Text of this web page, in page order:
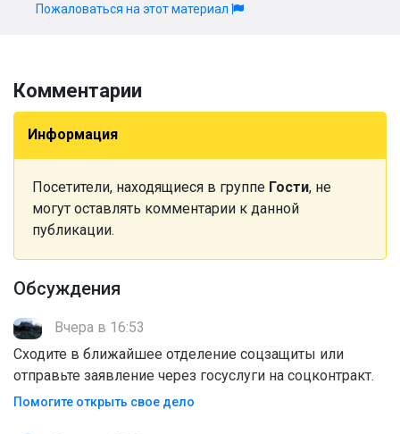
Пожаловаться на этот материал
Комментарии
Информация
Посетители, находящиеся в группе Гости, не
могут оставлять комментарии к данной
публикации.
Обсуждения
Вчера в 16:53
Сходите в ближайшее отделение соцзащиты или
отправьте заявление через госуслуги на соцконтракт.
Помогите открыть свое дело